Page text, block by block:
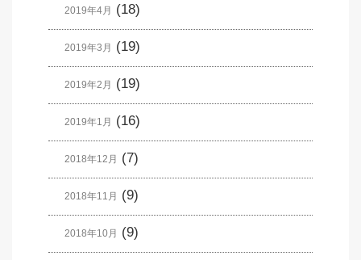
2019年4月 (18)
2019年3月 (19)
2019年2月 (19)
2019年1月 (16)
2018年12月 (7)
2018年11月 (9)
2018年10月 (9)